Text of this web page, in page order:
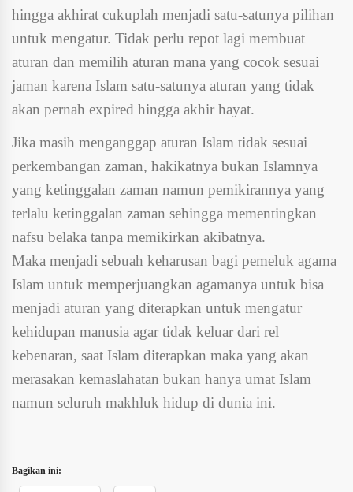
hingga akhirat cukuplah menjadi satu-satunya pilihan
untuk mengatur. Tidak perlu repot lagi membuat
aturan dan memilih aturan mana yang cocok sesuai
jaman karena Islam satu-satunya aturan yang tidak
akan pernah expired hingga akhir hayat.
Jika masih menganggap aturan Islam tidak sesuai
perkembangan zaman, hakikatnya bukan Islamnya
yang ketinggalan zaman namun pemikirannya yang
terlalu ketinggalan zaman sehingga mementingkan
nafsu belaka tanpa memikirkan akibatnya.
Maka menjadi sebuah keharusan bagi pemeluk agama
Islam untuk memperjuangkan agamanya untuk bisa
menjadi aturan yang diterapkan untuk mengatur
kehidupan manusia agar tidak keluar dari rel
kebenaran, saat Islam diterapkan maka yang akan
merasakan kemaslahatan bukan hanya umat Islam
namun seluruh makhluk hidup di dunia ini.
Bagikan ini: